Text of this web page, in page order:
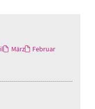
März
Februar